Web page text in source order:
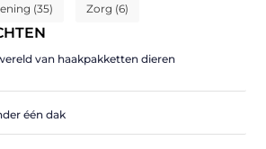
(35) Zorg (6)
van haakpakketten dieren
één dak